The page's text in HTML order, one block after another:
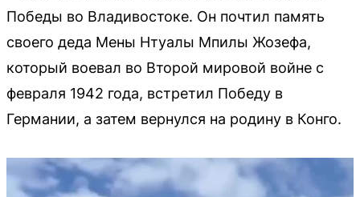
Победы во Владивостоке. Он почтил память
своего деда Мены Нтуалы Мпилы Жозефа,
который воевал во Второй мировой войне с
февраля 1942 года, встретил Победу в
Германии, а затем вернулся на родину в Конго.